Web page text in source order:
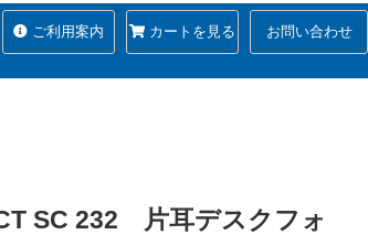
ご利用案内 カートを見る お問い合わせ
SC 232 片耳デスクフォ